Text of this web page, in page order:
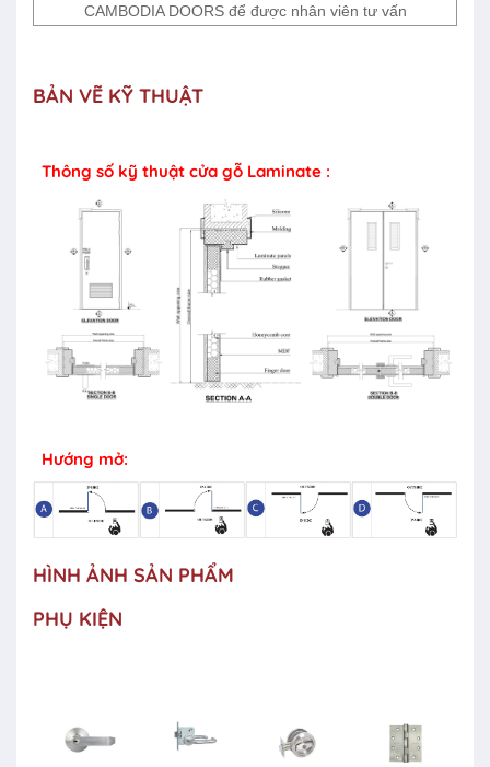
CAMBODIA DOORS để được nhân viên tư vấn
BẢN VẼ KỸ THUẬT
Thông số kỹ thuật cửa gỗ Laminate :
Hướng mở:
HÌNH ẢNH SẢN PHẨM
PHỤ KIỆN